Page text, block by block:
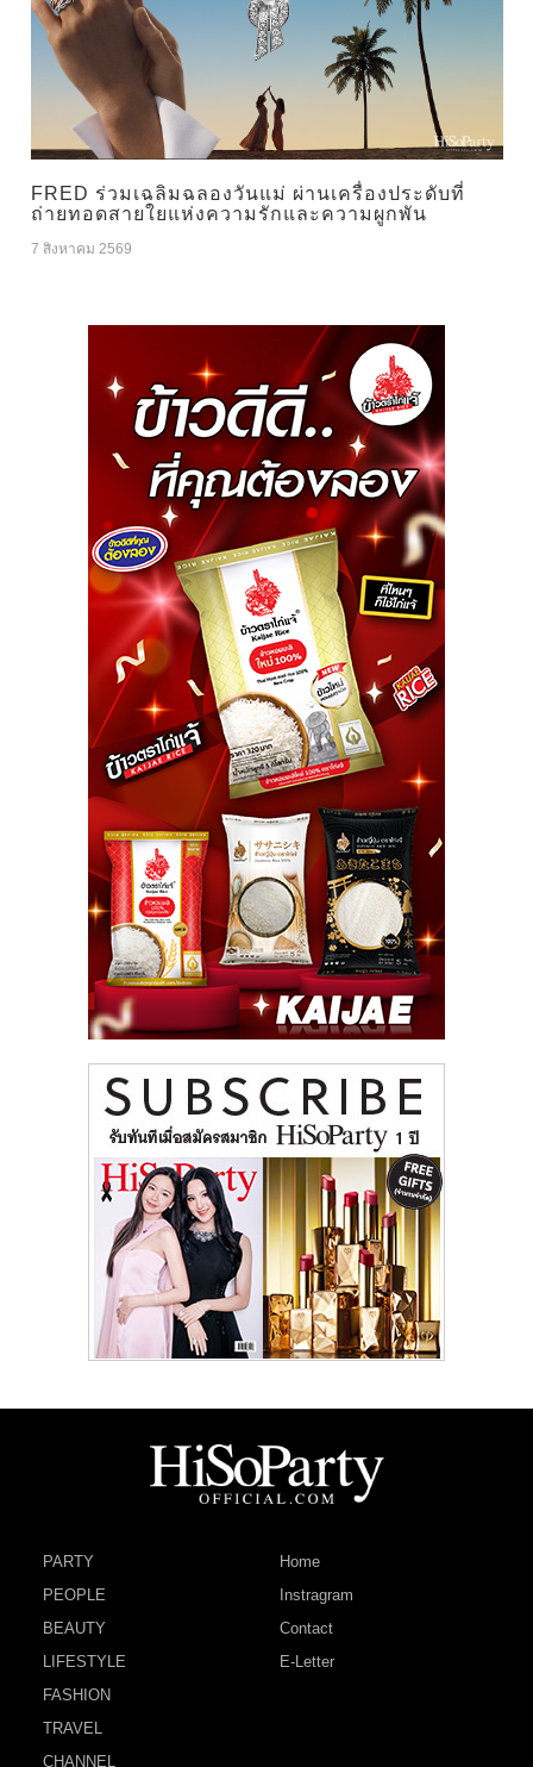
FRED ร่วมเฉลิมฉลองวันแม่ ผ่านเครื่องประดับที่
ถ่ายทอดสายใยแห่งความรักและความผูกพัน
7 สิงหาคม 2569
PARTY
PEOPLE
BEAUTY
LIFESTYLE
FASHION
TRAVEL
CHANNEL
Home
Instragram
Contact
E-Letter